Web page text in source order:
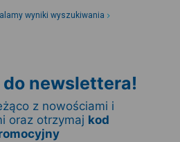
wyniki wyszukiwania
newslettera!
z nowościami i
oraz otrzymaj kod